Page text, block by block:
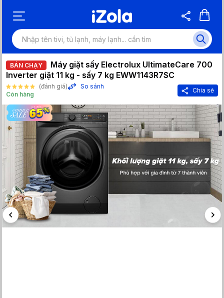
BÁN CHẠY
Máy giặt sấy Electrolux UltimateCare 700
Inverter giặt 11 kg - sấy 7 kg EWW1143R7SC
(đánh giá)
So sánh
Còn hàng
Chia sẻ